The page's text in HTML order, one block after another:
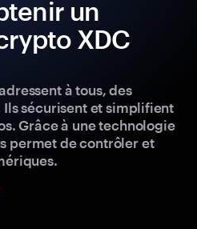
un
XDC
à tous, des
sécurisent et simplifient
Grâce à une technologie
permet de contrôler et